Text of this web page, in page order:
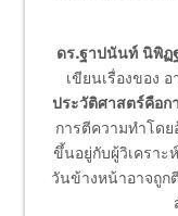
ดร.ฐาปนันท์ นิพิฏ
เขียนเรื่องของ
ประวัติศาสตร์คือก
การตีความทำโด
ขึ้นอยู่กับผู้วิเครา
วันข้างหน้าอาจถู